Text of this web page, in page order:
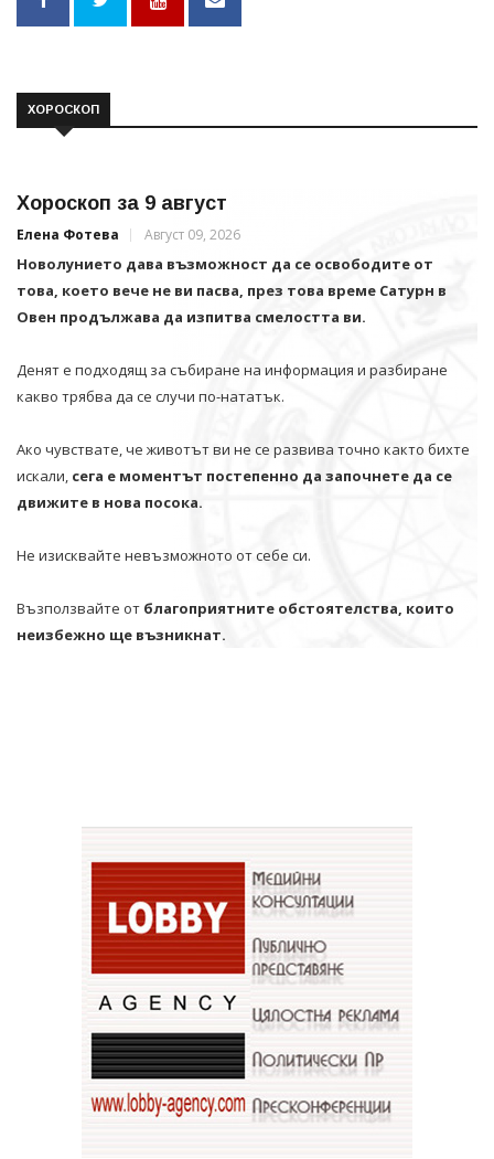
ХОРОСКОП
Хороскоп за 9 август
Елена Фотева Август 09, 2026
Новолунието дава възможност да се освободите от
това, което вече не ви пасва, през това време Сатурн в
Овен продължава да изпитва смелостта ви.
Денят е подходящ за събиране на информация и разбиране
какво трябва да се случи по-нататък.
Ако чувствате, че животът ви не се развива точно както бихте
искали, сега е моментът постепенно да започнете да се
движите в нова посока.
Не изисквайте невъзможното от себе си.
Възползвайте от благоприятните обстоятелства, които
неизбежно ще възникнат.